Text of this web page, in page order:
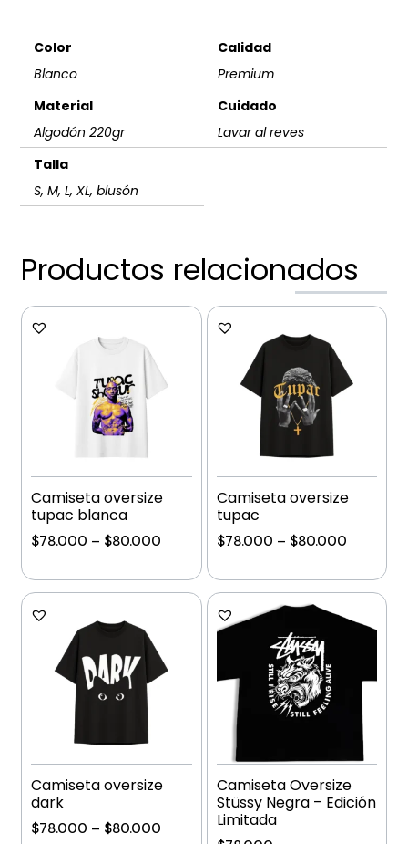
Color
Blanco
Calidad
Premium
Material
Algodón 220gr
Cuidado
Lavar al reves
Talla
S, M, L, XL, blusón
Productos relacionados
Camiseta oversize
tupac blanca
$78.000 – $80.000
Camiseta oversize
tupac
$78.000 – $80.000
Camiseta oversize
dark
$78.000 – $80.000
Camiseta Oversize
Stüssy Negra – Edición
Limitada